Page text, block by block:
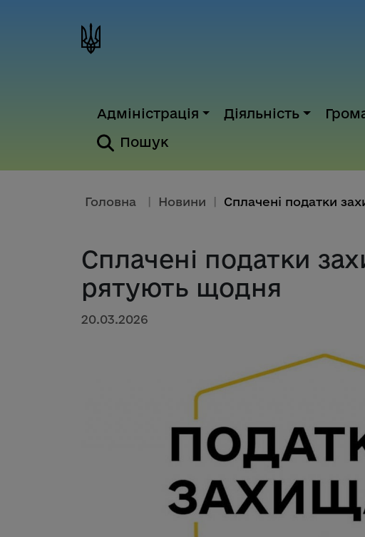
Адміністрація Діяльність
Пошук
Головна Новини
Сплачені податки
рятують щодня
20.03.2026